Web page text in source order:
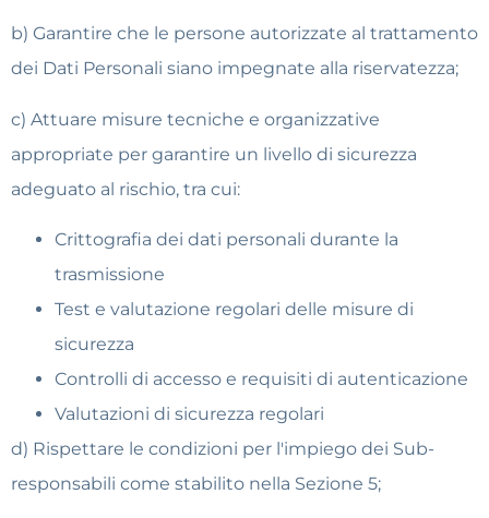
b) Garantire che le persone autorizzate al trattamento
dei Dati Personali siano impegnate alla riservatezza;
c) Attuare misure tecniche e organizzative
appropriate per garantire un livello di sicurezza
adeguato al rischio, tra cui:
Crittografia dei dati personali durante la
trasmissione
Test e valutazione regolari delle misure di
sicurezza
Controlli di accesso e requisiti di autenticazione
Valutazioni di sicurezza regolari
d) Rispettare le condizioni per l'impiego dei Sub-
responsabili come stabilito nella Sezione 5;